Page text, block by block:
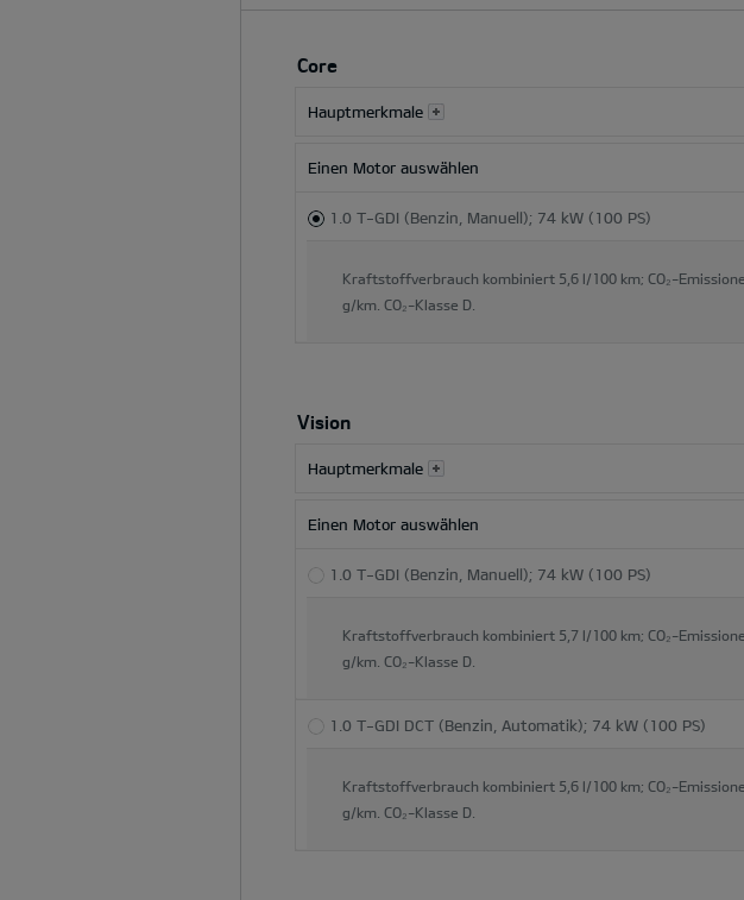
Gesamtpreis
Hauptinhaltsbereich
Core
Hauptmerkmale
Einen Motor auswählen
1.0 T-GDI (Benzin, Manuell); 74 kW (100 PS)
Kraftstoffverbrauch kombiniert 5,6 l/100 km; CO₂-
g/km. CO₂-Klasse D.
Vision
Hauptmerkmale
Einen Motor auswählen
1.0 T-GDI (Benzin, Manuell); 74 kW (100 PS)
Kraftstoffverbrauch kombiniert 5,7 l/100 km; CO₂-
g/km. CO₂-Klasse D.
1.0 T-GDI DCT (Benzin, Automatik); 74 kW (100 PS)
Kraftstoffverbrauch kombiniert 5,6 l/100 km; CO₂-
g/km. CO₂-Klasse D.